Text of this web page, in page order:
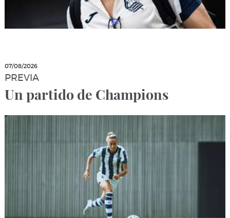
07/08/2026
PREVIA
Un partido de Champions